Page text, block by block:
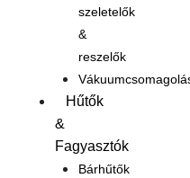
szeletelők
&
reszelők
Hűtők
&
Fagyasztók
Bárhűtők